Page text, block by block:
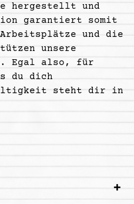
hergestellt und
garantiert somit
und die
unsere
Egal also, für
du dich
steht dir in